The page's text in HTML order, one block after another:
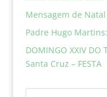
Mensagem de Natal
Padre Hugo
DOMINGO XXIV DO
Santa Cruz – FESTA